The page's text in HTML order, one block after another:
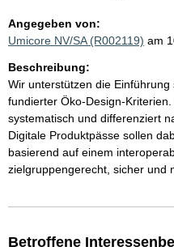
Angegeben von:
Umicore NV/SA (R002119) am
Beschreibung:
Wir unterstützen die
fundierter Öko-Design-
systematisch und differenziert
Digitale Produktpässe sollen
basierend auf einem
zielgruppengerecht, sicher und
Betroffene